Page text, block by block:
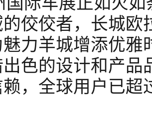
佼佼者，长城欧
力羊城增添优雅
出色的设计和产
，全球用户已超